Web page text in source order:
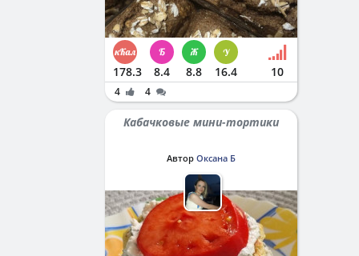
178.3 8.4 8.8 16.4 10
4 4
Кабачковые мини-тортики
Автор Оксана Б